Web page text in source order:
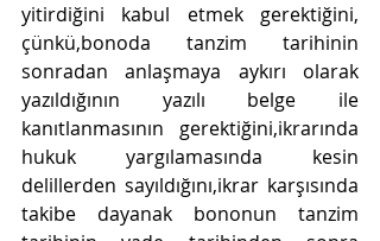
yitirdiğini kabul etmek gerektiğini,
çünkü,bonoda tanzim tarihinin
sonradan anlaşmaya aykırı olarak
yazıldığının yazılı belge ile
kanıtlanmasının gerektiğini,ikrarında
hukuk yargılamasında kesin
delillerden sayıldığını,ikrar karşısında
takibe dayanak bononun tanzim